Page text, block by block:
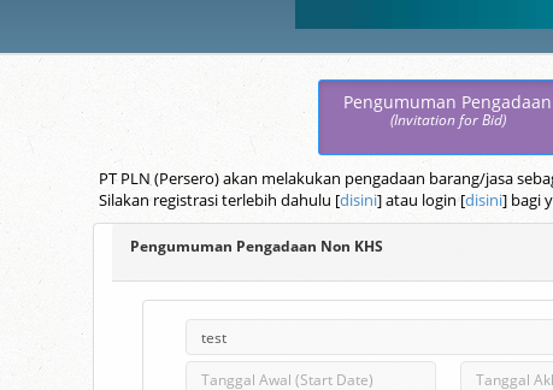
Pengumuman Pengadaan
(Invitation for Bid)
PT PLN (Persero) akan melakukan pengadaan barang/jasa
Silakan registrasi terlebih dahulu [disini] atau login [disini] bagi
Pengumuman Pengadaan Non KHS